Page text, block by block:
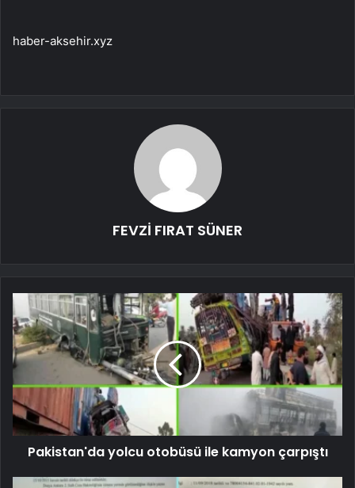
haber-aksehir.xyz
FEVZİ FIRAT SÜNER
Pakistan'da yolcu otobüsü ile kamyon çarpıştı